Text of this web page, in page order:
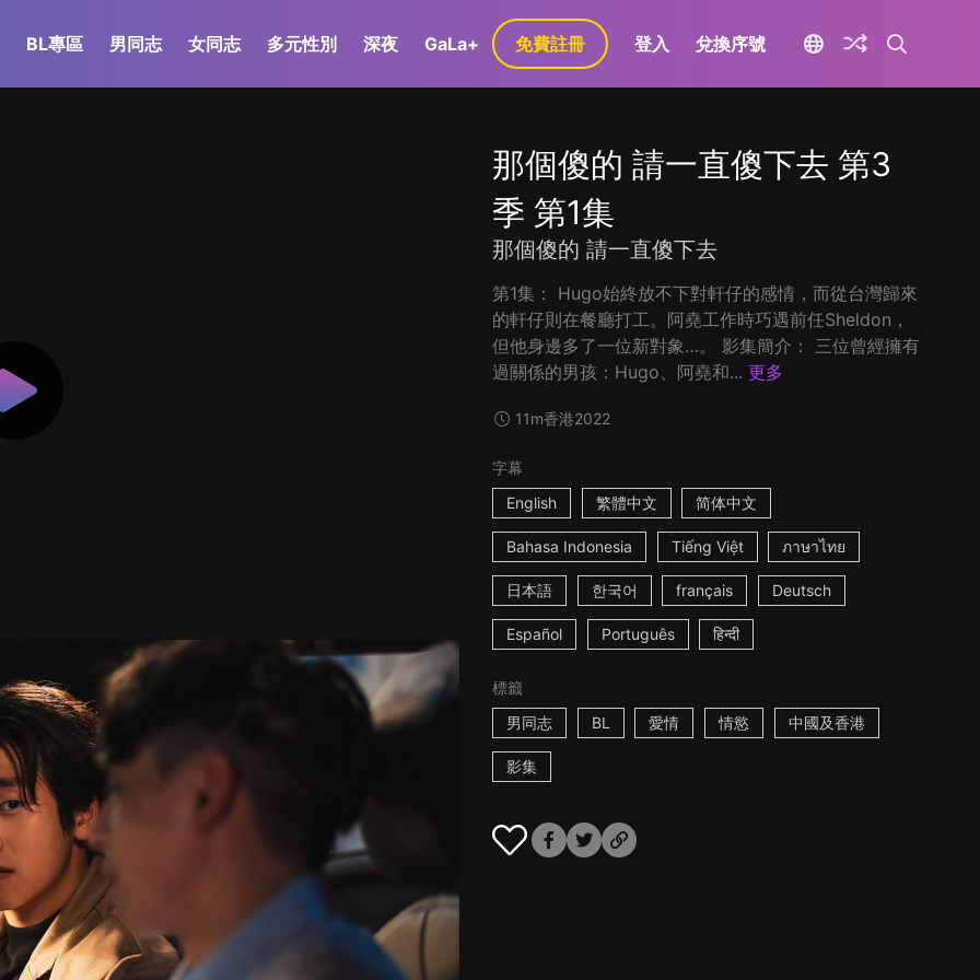
BL專區 男同志 女同志 多元性別 深夜 GaLa+ 免費註冊 登入 兌換序號
那個傻的 請一直傻下去 第3
季 第1集
那個傻的 請一直傻下去
第1集： Hugo始終放不下對軒仔的感情，而從台灣歸來
的軒仔則在餐廳打工。阿堯工作時巧遇前任Sheldon，
但他身邊多了一位新對象…。 影集簡介： 三位曾經擁有
過關係的男孩：Hugo、阿堯和... 更多
11m香港2022
字幕
English
繁體中文 简体中文
Bahasa Indonesia Tiếng Việt ภาษาไทย
日本語 한국어 français Deutsch
Español Português हिन्दी
標籤
男同志
BL 愛情 情慾 中國及香港
影集